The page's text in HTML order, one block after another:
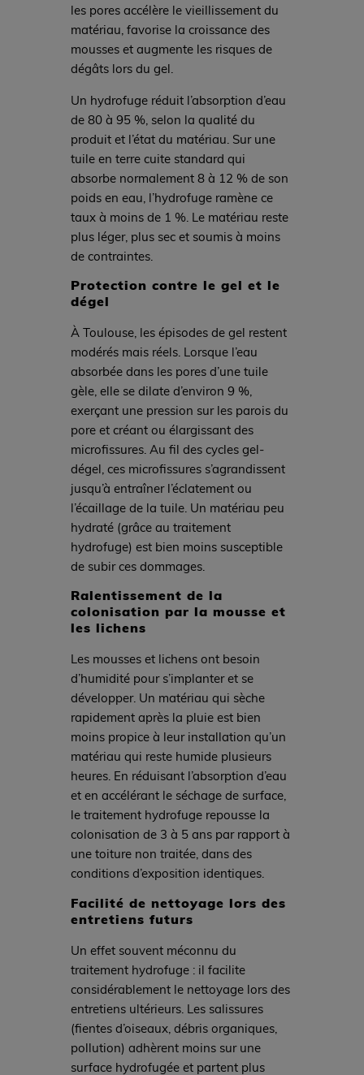
les pores accélère le vieillissement du
matériau, favorise la croissance des
mousses et augmente les risques de
dégâts lors du gel.
Un hydrofuge réduit l’absorption d’eau
de 80 à 95 %, selon la qualité du
produit et l’état du matériau. Sur une
tuile en terre cuite standard qui
absorbe normalement 8 à 12 % de son
poids en eau, l’hydrofuge ramène ce
taux à moins de 1 %. Le matériau reste
plus léger, plus sec et soumis à moins
de contraintes.
Protection contre le gel et le
dégel
À Toulouse, les épisodes de gel restent
modérés mais réels. Lorsque l’eau
absorbée dans les pores d’une tuile
gèle, elle se dilate d’environ 9 %,
exerçant une pression sur les parois du
pore et créant ou élargissant des
microfissures. Au fil des cycles gel-
dégel, ces microfissures s’agrandissent
jusqu’à entraîner l’éclatement ou
l’écaillage de la tuile. Un matériau peu
hydraté (grâce au traitement
hydrofuge) est bien moins susceptible
de subir ces dommages.
Ralentissement de la
colonisation par la mousse et
les lichens
Les mousses et lichens ont besoin
d’humidité pour s’implanter et se
développer. Un matériau qui sèche
rapidement après la pluie est bien
moins propice à leur installation qu’un
matériau qui reste humide plusieurs
heures. En réduisant l’absorption d’eau
et en accélérant le séchage de surface,
le traitement hydrofuge repousse la
colonisation de 3 à 5 ans par rapport à
une toiture non traitée, dans des
conditions d’exposition identiques.
Facilité de nettoyage lors des
entretiens futurs
Un effet souvent méconnu du
traitement hydrofuge : il facilite
considérablement le nettoyage lors des
entretiens ultérieurs. Les salissures
(fientes d’oiseaux, débris organiques,
pollution) adhèrent moins sur une
surface hydrofugée et partent plus